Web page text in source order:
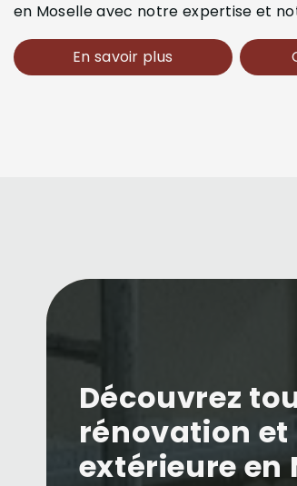
en Moselle avec notre expertise et
En savoir plus
Découvrez
rénovation
extérieure en